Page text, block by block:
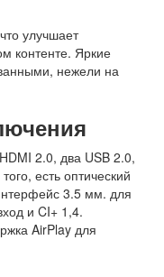
улучшает
контенте. Яркие
нежели на
2.0, два USB 2.0,
есть оптический
3.5 мм. для
и CI+ 1,4.
AirPlay для